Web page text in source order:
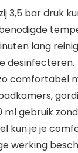
bar druk
lang
desinfecteren.
comfortabel
gebruik
kun je je
werking